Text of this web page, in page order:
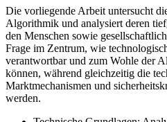
Die vorliegende Arbeit untersucht
Algorithmik und analysiert deren
den Menschen sowie
Frage im Zentrum, wie
verantwortbar und zum Wohle der
können, während gleichzeitig die
Marktmechanismen und
werden.